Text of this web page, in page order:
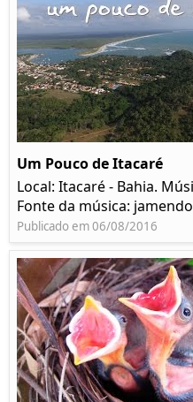
Um Pouco de Itacaré
Local: Itacaré - Bahia.
Fonte da música:
Publicado em 06/08/2016